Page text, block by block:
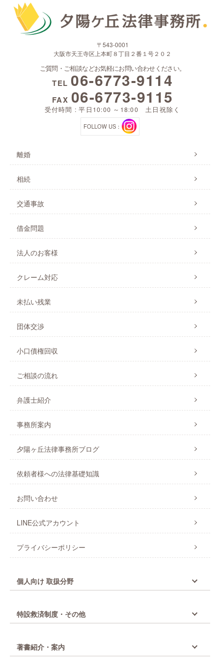
〒543-0001
大阪市天王寺区上本町８丁目２番１号２０２
ご質問・ご相談などお気軽にお問い合わせください。
TEL 06-6773-9114
FAX 06-6773-9115
受付時間 : 平日10:00 ～18:00 土日祝除く
FOLLOW US：
離婚
相続
交通事故
借金問題
法人のお客様
クレーム対応
未払い残業
団体交渉
小口債権回収
ご相談の流れ
弁護士紹介
事務所案内
夕陽ヶ丘法律事務所ブログ
依頼者様への法律基礎知識
お問い合わせ
LINE公式アカウント
プライバシーポリシー
個人向け 取扱分野
特設救済制度・その他
著書紹介・案内